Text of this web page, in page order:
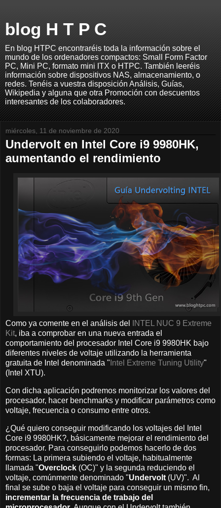
blog H T P C
En blog HTPC encontraréis toda la información sobre el
mundo de los ordenadores compactos: Small Form Factor
PC, Mini PC, formato mini ITX o HTPC. También leeréis
información sobre dispositivos NAS, almacenamiento, o
redes. Tenéis a vuestra disposición Análisis, Guías,
Wikipedia y alguna que otra Promoción con descuentos
interesantes de los colaboradores.
miércoles, 11 de noviembre de 2020
Undervolt en Intel Core i9 9980HK,
aumentando el rendimiento
Como ya comente en el análisis del
INTEL NUC 9 Extreme
Kit, iba a comprobar en una nueva entrada el
comportamiento del procesador Intel Core i9 9980HK bajo
diferentes niveles de voltaje utilizando la herramienta
gratuita de Intel denominada " Intel Extreme Tuning Utility"
(Intel XTU).
Con dicha aplicación podremos monitorizar los valores del
procesador, hacer benchmarks y modificar parámetros como
voltaje, frecuencia o consumo entre otros.
¿Qué quiero conseguir modificando los voltajes del Intel
Core i9 9980HK?, básicamente mejorar el rendimiento del
procesador. Para conseguirlo podemos hacerlo de dos
formas: La primera subiendo el voltaje, habitualmente
llamada "Overclock (OC)" y la segunda reduciendo el
voltaje, comúnmente denominado "Undervolt (UV)". Al
final se sube o baja el voltaje para conseguir un mismo fin,
incrementar la frecuencia de trabajo del